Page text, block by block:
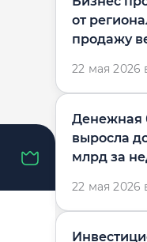
от
22 мая 2026
Денежная
выросла
22 мая 2026